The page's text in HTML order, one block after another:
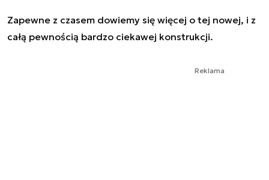
Zapewne z czasem dowiemy się więcej o tej nowej, i z
całą pewnością bardzo ciekawej konstrukcji.
Reklama